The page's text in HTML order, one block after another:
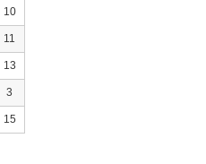
10
11
13
3
15